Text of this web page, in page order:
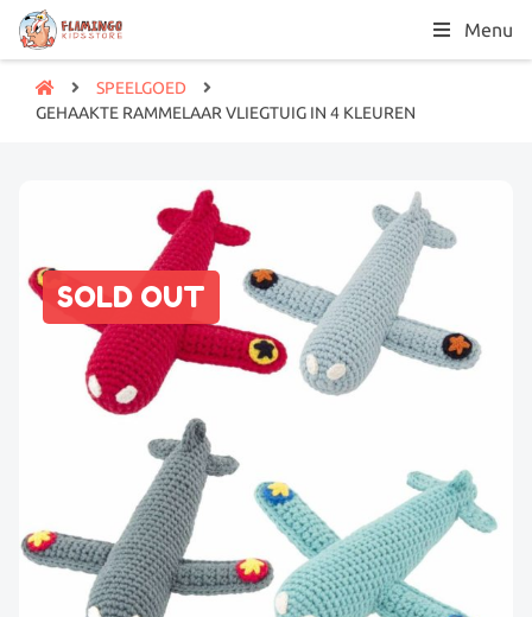
Menu
SPEELGOED
GEHAAKTE RAMMELAAR VLIEGTUIG IN 4 KLEUREN
SOLD OUT